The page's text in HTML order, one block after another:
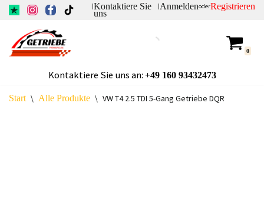
Inhalt
springen
|Kontaktiere Sie
uns
|AnmeldenoderRegistrieren
0
Kontaktiere Sie uns an: +49160 93432473
Start \ Alle Produkte \ VW T4 2.5 TDI 5-Gang Getriebe DQR